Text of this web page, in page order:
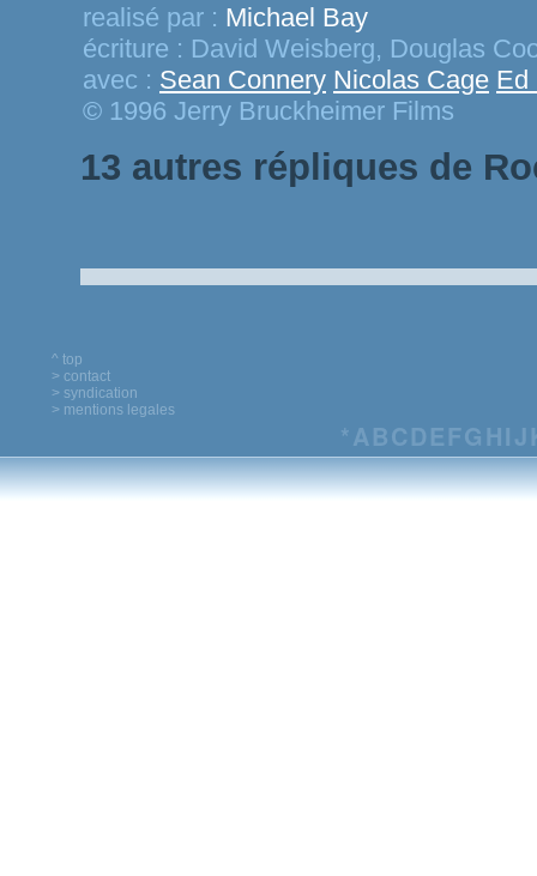
realisé par : Michael Bay
écriture : David Weisberg, Douglas
avec : Sean Connery Nicolas Cage Ed
© 1996 Jerry Bruckheimer Films
13 autres répliques de
^ top
> contact
> syndication
> mentions legales
*ABCDEFG HIJ